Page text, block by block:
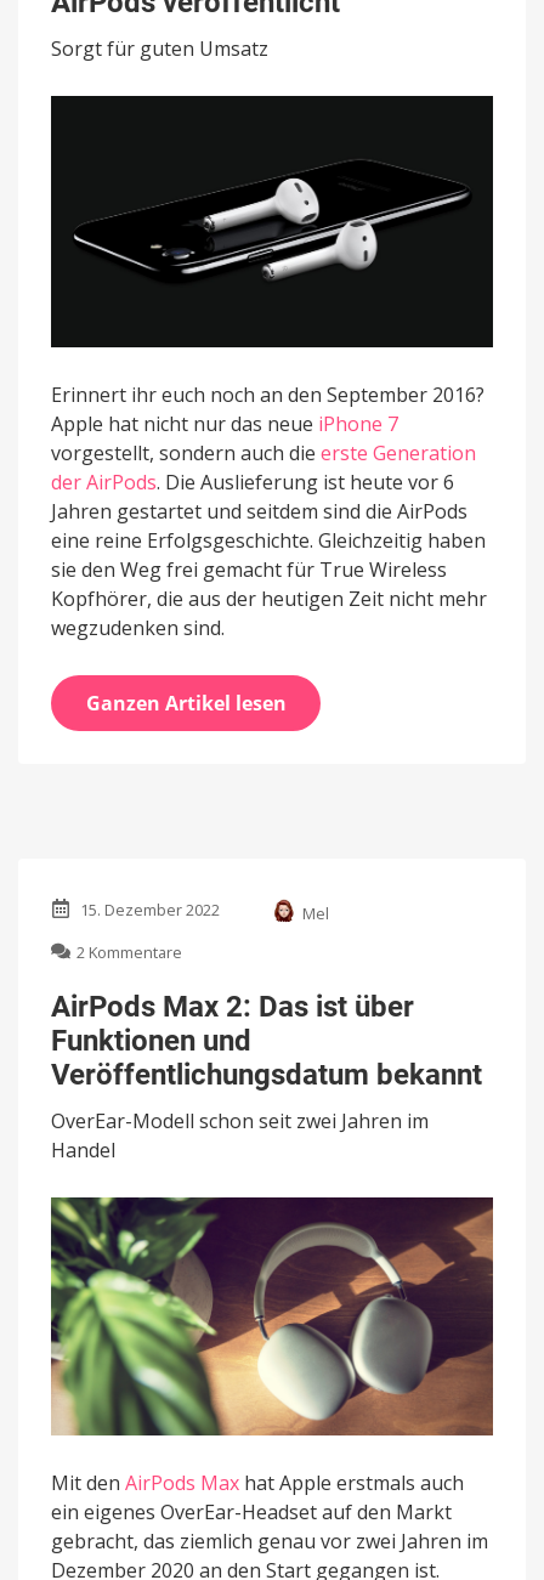
hat
Apple
die
Sorgt für guten Umsatz
Erinnert ihr euch noch an den September 2016?
Apple hat nicht nur das neue iPhone 7
vorgestellt, sondern auch die erste Generation
der AirPods. Die Auslieferung ist heute vor 6
Jahren gestartet und seitdem sind die AirPods
eine reine Erfolgsgeschichte. Gleichzeitig haben
sie den Weg frei gemacht für True Wireless
Kopfhörer, die aus der heutigen Zeit nicht mehr
wegzudenken sind.
Ganzen Artikel lesen
15. Dezember 2022
Mel
2 Kommentare
Max
2:
Das
ist
über
Funktionen
AirPods Max 2: Das ist über
Funktionen und
Veröffentlichungsdatum bekannt
OverEar-Modell schon seit zwei Jahren im
Handel
Mit den AirPods Max hat Apple erstmals auch
ein eigenes OverEar-Headset auf den Markt
gebracht, das ziemlich genau vor zwei Jahren im
Dezember 2020 an den Start gegangen ist.